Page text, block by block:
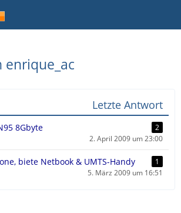
enrique_ac
Letzte Antwort
8Gbyte
2
2. April 2009 um 23:00
biete Netbook & UMTS-Handy
1
5. März 2009 um 16:51